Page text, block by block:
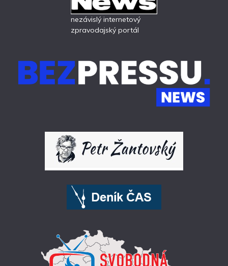
nezávislý internetový
zpravodajský portál